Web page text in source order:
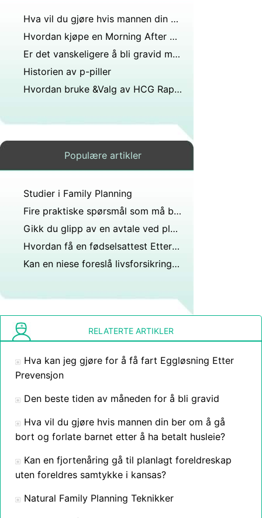
Hva vil du gjøre hvis mannen din ber om å gå bort og forlate barnet etter å ha betalt husleie?
Hvordan kjøpe en Morning After Pill
Er det vanskeligere å bli gravid med en lav HCG
Historien av p-piller
Hvordan bruke &Valg av HCG Rapid Test Cassette
Populære artikler
Studier i Family Planning
Fire praktiske spørsmål som må besvares når planlegger en familie
Gikk du glipp av en avtale ved planlagt foreldreskap?
Hvordan få en fødselsattest Etter en Homebirth
Kan en niese foreslå livsforsikring på livet hennes?
RELATERTE ARTIKLER
Hva kan jeg gjøre for å få fart Eggløsning Etter
Prevensjon
Den beste tiden av måneden for å bli gravid
Hva vil du gjøre hvis mannen din ber om å gå
bort og forlate barnet etter å ha betalt husleie?
Kan en fjortenåring gå til planlagt foreldreskap
uten foreldres samtykke i kansas?
Natural Family Planning Teknikker